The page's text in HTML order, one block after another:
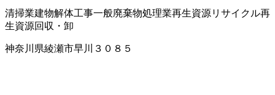
清掃業建物解体工事一般廃棄物処理業再生資源リサイクル再
生資源回収・卸
神奈川県綾瀬市早川３０８５